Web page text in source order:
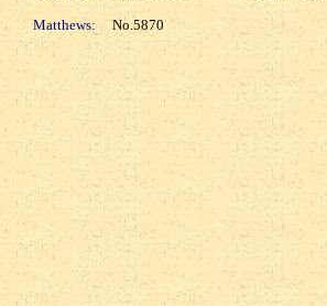
Matthews: No.5870